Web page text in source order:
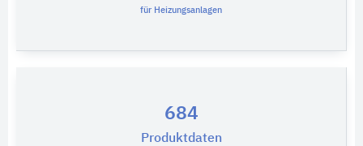
für Heizungsanlagen
684
Produktdaten